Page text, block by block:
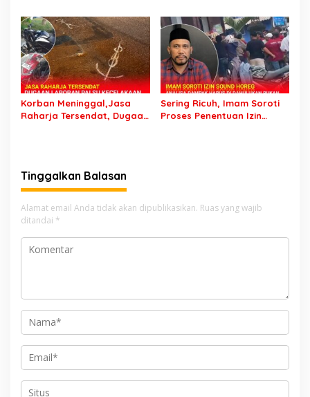
Keluarga Minta Segera
Ditangkap
Ternyata Keok Dengan
Laporan Seorang Sopir
Korban Meninggal,Jasa
Raharja Tersendat, Dugaan
Sering Ricuh, Imam Soroti
Proses Penentuan Izin
Tinggalkan Balasan
Alamat email Anda tidak akan dipublikasikan. Ruas yang wajib
ditandai *